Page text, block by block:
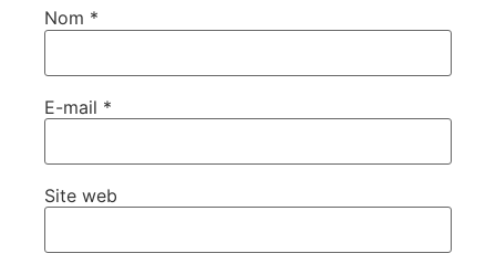
Nom *
E-mail *
Site web